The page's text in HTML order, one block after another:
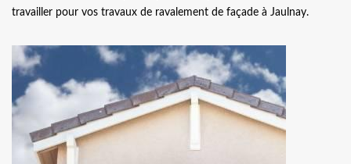
travailler pour vos travaux de ravalement de façade à Jaulnay.